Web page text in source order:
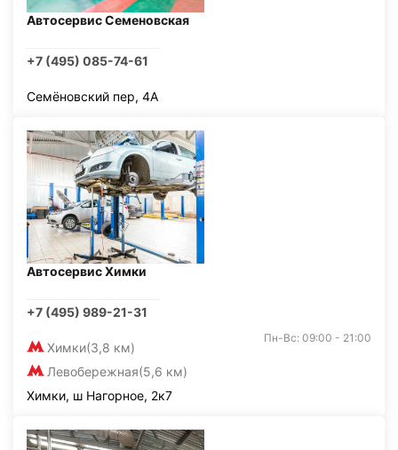
Автосервис Семеновская
+7 (495) 085-74-61
Семёновский пер, 4А
Автосервис Химки
+7 (495) 989-21-31
Химки(3,8 км)
Левобережная(5,6 км)
Пн-Вс: 09:00 - 21:00
Химки, ш Нагорное, 2к7